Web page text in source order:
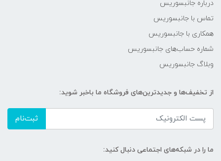
درباره جانبسوریس
تماس با جانبسوریس
همکاری با جانبسوریس
شماره حساب‌های جانبسوریس
وبلاگ جانبسوریس
از تخفیف‌ها و جدیدترین‌های فروشگاه ما باخبر شوید:
ثبت‌نام
ما را در شبکه‌های اجتماعی دنبال کنید: